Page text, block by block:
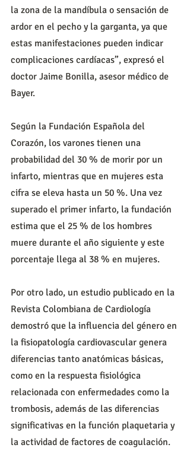
la zona de la mandíbula o sensación de
ardor en el pecho y la garganta, ya que
estas manifestaciones pueden indicar
complicaciones cardíacas”, expresó el
doctor Jaime Bonilla, asesor médico de
Bayer.
Según la Fundación Española del
Corazón, los varones tienen una
probabilidad del 30 % de morir por un
infarto, mientras que en mujeres esta
cifra se eleva hasta un 50 %. Una vez
superado el primer infarto, la fundación
estima que el 25 % de los hombres
muere durante el año siguiente y este
porcentaje llega al 38 % en mujeres.
Por otro lado, un estudio publicado en la
Revista Colombiana de Cardiología
demostró que la influencia del género en
la fisiopatología cardiovascular genera
diferencias tanto anatómicas básicas,
como en la respuesta fisiológica
relacionada con enfermedades como la
trombosis, además de las diferencias
significativas en la función plaquetaria y
la actividad de factores de coagulación.